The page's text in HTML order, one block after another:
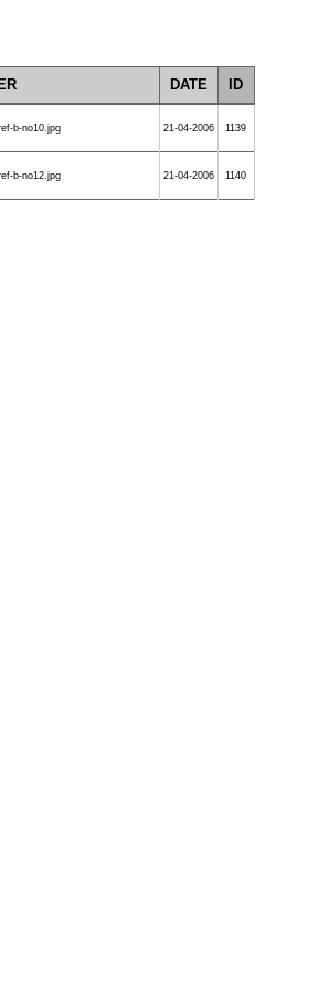
DATE ID
b-no10.jpg 21-04-2006 1139
b-no12.jpg 21-04-2006 1140